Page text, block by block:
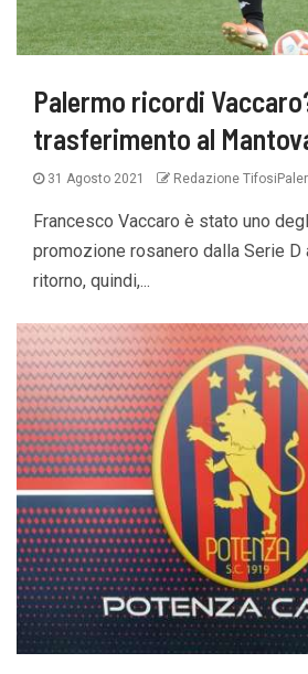
Palermo ricordi
trasferimento al
31 Agosto 2021 Redazione
Francesco Vaccaro è stato uno
promozione rosanero dalla Serie D
ritorno, quindi,...